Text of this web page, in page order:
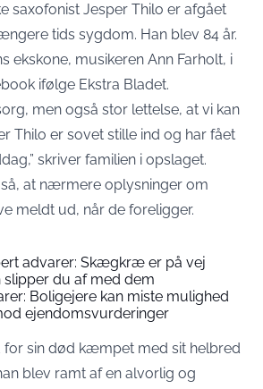
saxofonist Jesper Thilo er afgået
tids sygdom. Han blev 84 år.
ekskone, musikeren Ann Farholt, i
ifølge Ekstra Bladet.
men også stor lettelse, at vi kan
Thilo er sovet stille ind og har fået
skriver familien i opslaget.
at nærmere oplysninger om
meldt ud, når de foreligger.
advarer: Skægkræ er på vej
slipper du af med dem
Boligejere kan miste mulighed
ejendomsvurderinger
for sin død kæmpet med sit helbred
blev ramt af en alvorlig og